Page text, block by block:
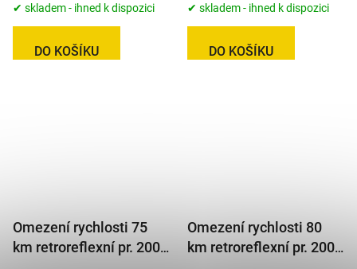
✔ skladem - ihned k dispozici
DO KOŠÍKU
✔ skladem - ihned k dispozici
DO KOŠÍKU
Omezení rychlosti 75
km retroreflexní pr. 200
Omezení rychlosti 80
km retroreflexní pr. 200